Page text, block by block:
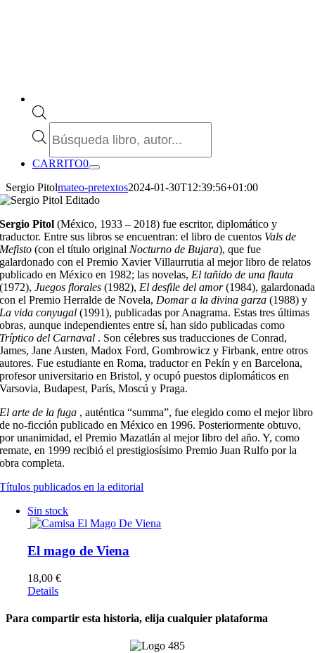
de
CARRITO0
Sergio Pitolmateo-pretextos2024-01-30T12:39:56+01:00
Sergio Pitol (México, 1933 – 2018) fue escritor, diplomático y
traductor. Entre sus libros se encuentran: el libro de cuentos Vals de
Mefisto (con el título original Nocturno de Bujara), que fue
galardonado con el Premio Xavier Villaurrutia al mejor libro de relatos
publicado en México en 1982; las novelas, El tañido de una flauta
(1972),Juegos florales (1982), El desfile del amor(1984), galardonada
con el Premio Herralde de Novela, Domar a la divina garza (1988) y
La vida conyugal (1991), publicadas por Anagrama. Estas tres últimas
obras, aunque independientes entre sí, han sido publicadas como
Tríptico del Carnaval . Son célebres sus traducciones de Conrad,
James, Jane Austen, Madox Ford, Gombrowicz y Firbank, entre otros
autores. Fue estudiante en Roma, traductor en Pekín y en Barcelona,
profesor universitario en Bristol, y ocupó puestos diplomáticos en
Varsovia, Budapest, París, Moscú y Praga.
El arte de la fuga , auténtica “summa”, fue elegido como el mejor libro
de no-ficción publicado en México en 1996. Posteriormente obtuvo,
por unanimidad, el Premio Mazatlán al mejor libro del año. Y, como
remate, en 1999 recibió el prestigiosísimo Premio Juan Rulfo por la
obra completa.
Títulos publicados en la editorial
Sin stock
El mago de Viena
18,00€
Details
Para compartir esta historia, elija cualquier plataforma